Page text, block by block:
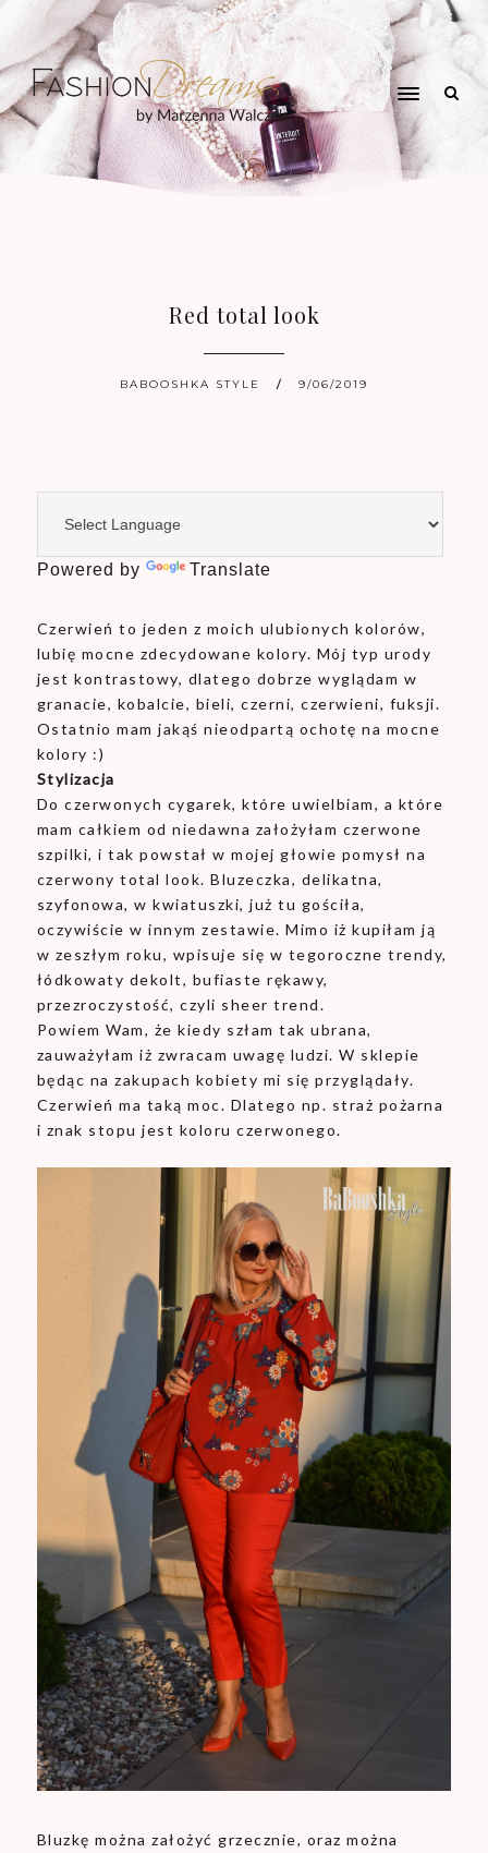
Red total look
BABOOSHKA STYLE 9/06/2019
Powered by Translate
Czerwień to jeden z moich ulubionych kolorów,
lubię mocne zdecydowane kolory. Mój typ urody
jest kontrastowy, dlatego dobrze wyglądam w
granacie, kobalcie, bieli, czerni, czerwieni, fuksji.
Ostatnio mam jakąś nieodpartą ochotę na mocne
kolory :)
Stylizacja
Do czerwonych cygarek, które uwielbiam, a które
mam całkiem od niedawna założyłam czerwone
szpilki, i tak powstał w mojej głowie pomysł na
czerwony total look. Bluzeczka, delikatna,
szyfonowa, w kwiatuszki, już tu gościła,
oczywiście w innym zestawie. Mimo iż kupiłam ją
w zeszłym roku, wpisuje się w tegoroczne trendy,
łódkowaty dekolt, bufiaste rękawy,
przezroczystość, czyli sheer trend.
Powiem Wam, że kiedy szłam tak ubrana,
zauważyłam iż zwracam uwagę ludzi. W sklepie
będąc na zakupach kobiety mi się przyglądały.
Czerwień ma taką moc. Dlatego np. straż pożarna
i znak stopu jest koloru czerwonego.
Bluzkę można założyć grzecznie, oraz można